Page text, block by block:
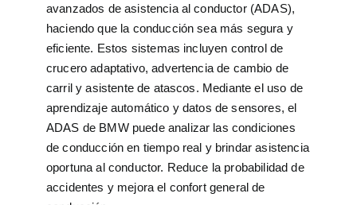
avanzados de asistencia al conductor (ADAS),
haciendo que la conducción sea más segura y
eficiente. Estos sistemas incluyen control de
crucero adaptativo, advertencia de cambio de
carril y asistente de atascos. Mediante el uso de
aprendizaje automático y datos de sensores, el
ADAS de BMW puede analizar las condiciones
de conducción en tiempo real y brindar asistencia
oportuna al conductor. Reduce la probabilidad de
accidentes y mejora el confort general de